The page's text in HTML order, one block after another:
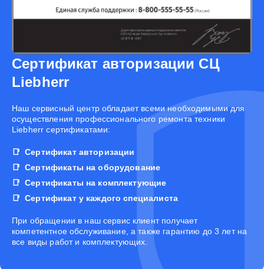
Сертификат авторизации СЦ
Liebherr
Наш сервисный центр обладает всеми необходимыми для
осуществления профессионального ремонта техники
Liebherr сертификатами:
Сертификат авторизации
Сертификаты на оборудование
Сертификаты на комплектующие
Сертификат у каждого специалиста
При обращении в наш сервис клиент получает
компетентное обслуживание, а также гарантию до 3 лет на
все виды работ и комплектующих.